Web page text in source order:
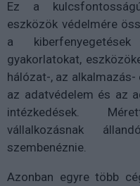
Ez a
eszközök védelmére
a
gyakorlatokat,
hálózat-, az
az adatvédelem és az
intézkedések.
vállalkozásnak
szembenéznie.
Azonban egyre több